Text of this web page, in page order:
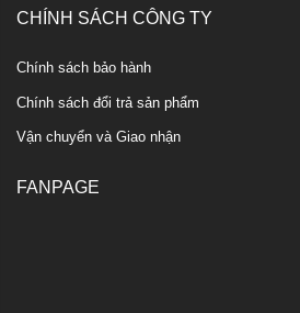
CHÍNH SÁCH CÔNG TY
Chính sách bảo hành
Chính sách đổi trả sản phẩm
Vận chuyển và Giao nhận
FANPAGE